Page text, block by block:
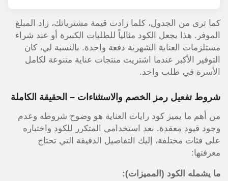
كما ترى من الجدول، كلما زادت قيمة مشترياتك، زاد المبلغ
الموفر. هذا يجعل الكود مثالياً للطلبات الكبيرة أو عند شراء
مستلزمات العناية الشهرية دفعة واحدة. بالنسبة لي، كان
التوفير الأكبر عندما اشتريت منتجات عناية متنوعة لكامل
الأسرة في طلب واحد.
شروط تفعيل رمز الخصم والاستثناءات – الحقيقة الكاملة
من أهم ما يميز كود رايات العناية هو وضوح شروطه وعدم
وجود قيود معقدة. بعد استخدامي المتكرر للكود واختباره
على فئات مختلفة، إليك التفاصيل الدقيقة التي تحتاج
معرفتها:
ما يشمله الكود (المميزات):